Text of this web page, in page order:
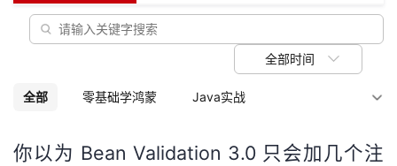
动
关
的
发
者
我
Programs
的
支
全部时间
全部 零基础学鸿蒙 Java实战
你以为 Bean Validation 3.0 只会加几个注